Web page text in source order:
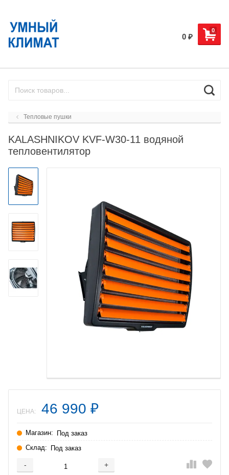
0
0 ₽
Тепловые пушки
KALASHNIKOV KVF-W30-11 водяной
тепловентилятор
ЦЕНА: 46 990 ₽
Магазин: Под заказ
Склад: Под заказ
- +
Добавляется...
Добавлен